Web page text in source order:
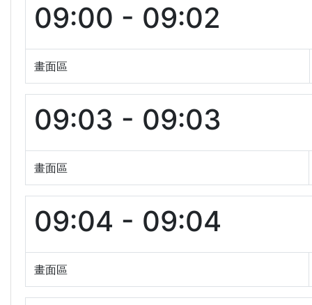
09:00 - 09:02
畫面區
09:03 - 09:03
畫面區
09:04 - 09:04
畫面區